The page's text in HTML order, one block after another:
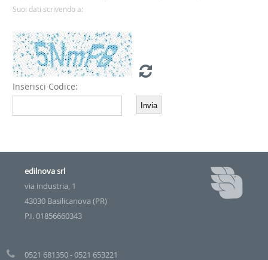
Suoi dati scrivendo a:
Inserisci Codice:
edilnova srl
via industria, 1
43030 Basilicanova (PR)
P.I. 01856660343
0521 681350 - 0521 653221